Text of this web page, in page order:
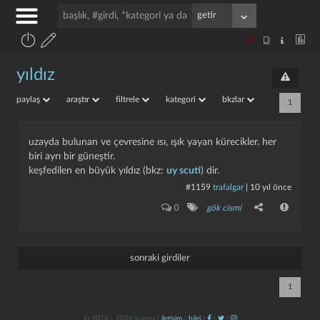
yıldız
paylaş araştır filtrele kategori bkzlar 1
uzayda bulunan ve çevresine ısı, ışık yayan kürecikler. her
biri ayrı bir güneştir.
keşfedilen en büyük yıldız (bkz: uy scuti) dir.
#1159 trafalgar| 10 yıl önce
0 gök cismi
sonraki girdiler
1
© 2016 - 2024 kulzos | iletişim| bilgi| | |